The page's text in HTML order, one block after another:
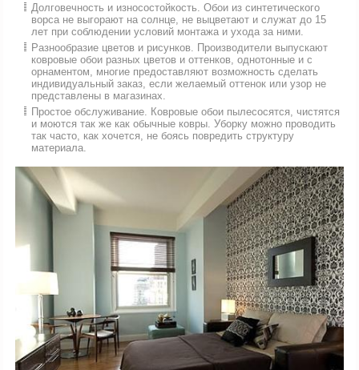
Долговечность и износостойкость. Обои из синтетического
ворса не выгорают на солнце, не выцветают и служат до 15
лет при соблюдении условий монтажа и ухода за ними.
Разнообразие цветов и рисунков. Производители выпускают
ковровые обои разных цветов и оттенков, однотонные и с
орнаментом, многие предоставляют возможность сделать
индивидуальный заказ, если желаемый оттенок или узор не
представлены в магазинах.
Простое обслуживание. Ковровые обои пылесосятся, чистятся
и моются так же как обычные ковры. Уборку можно проводить
так часто, как хочется, не боясь повредить структуру
материала.